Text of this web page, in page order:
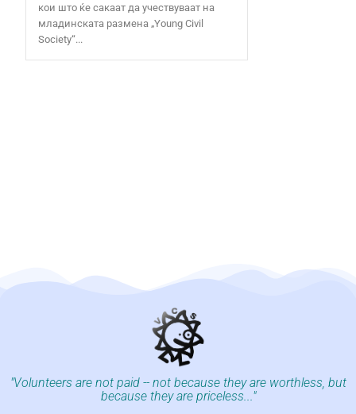
кои што ќе сакаат да учествуваат на
младинската размена „Young Civil
Society“...
"Volunteers are not paid -- not because they are worthless, but
because they are priceless..."